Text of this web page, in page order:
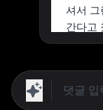
셔서 그
간다고
나요?